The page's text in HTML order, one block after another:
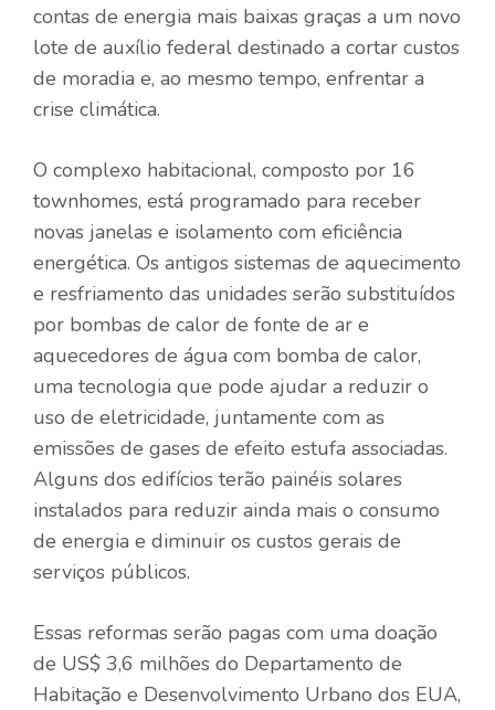
contas de energia mais baixas graças a um novo
lote de auxílio federal destinado a cortar custos
de moradia e, ao mesmo tempo, enfrentar a
crise climática.
O complexo habitacional, composto por 16
townhomes, está programado para receber
novas janelas e isolamento com eficiência
energética. Os antigos sistemas de aquecimento
e resfriamento das unidades serão substituídos
por bombas de calor de fonte de ar e
aquecedores de água com bomba de calor,
uma tecnologia que pode ajudar a reduzir o
uso de eletricidade, juntamente com as
emissões de gases de efeito estufa associadas.
Alguns dos edifícios terão painéis solares
instalados para reduzir ainda mais o consumo
de energia e diminuir os custos gerais de
serviços públicos.
Essas reformas serão pagas com uma doação
de US$ 3,6 milhões do Departamento de
Habitação e Desenvolvimento Urbano dos EUA,